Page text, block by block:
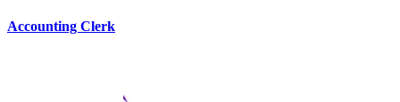
Accounting Clerk